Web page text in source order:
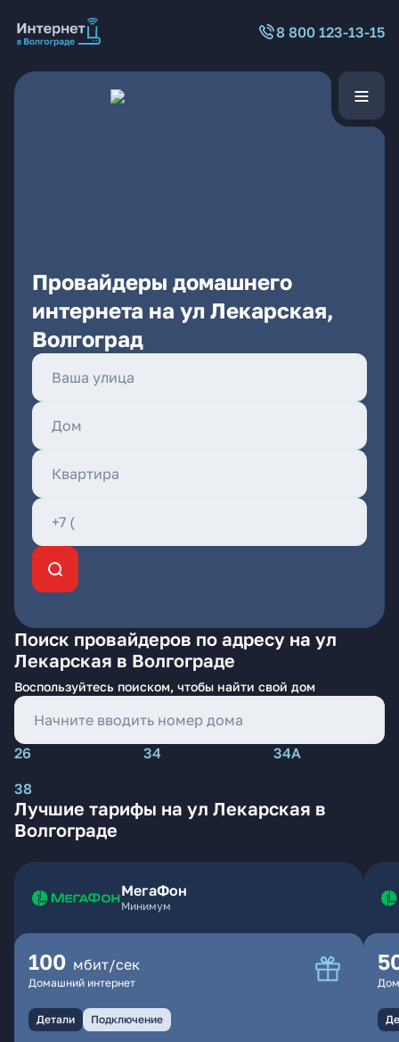
8 800 123-13-15
Провайдеры домашнего
интернета на ул Лекарская,
Волгоград
Поиск провайдеров по адресу на ул
Лекарская в Волгограде
Воспользуйтесь поиском, чтобы найти свой дом
26 34
34А
38
Лучшие тарифы на ул Лекарская в
Волгограде
МегаФон
Минимум
100 мбит/сек
Домашний интернет
Детали Подключение